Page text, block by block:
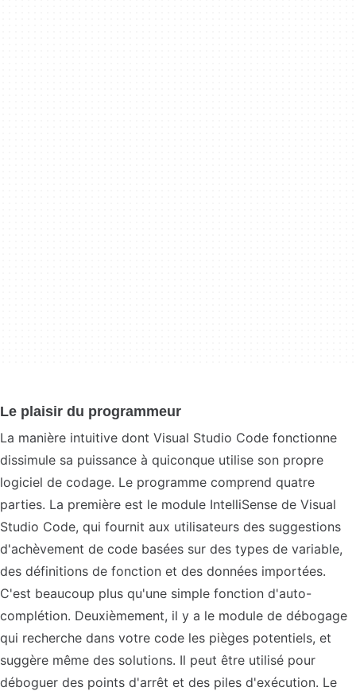
Le plaisir du programmeur
La manière intuitive dont Visual Studio Code fonctionne
dissimule sa puissance à quiconque utilise son propre
logiciel de codage. Le programme comprend quatre
parties. La première est le module IntelliSense de Visual
Studio Code, qui fournit aux utilisateurs des suggestions
d'achèvement de code basées sur des types de variable,
des définitions de fonction et des données importées.
C'est beaucoup plus qu'une simple fonction d'auto-
complétion. Deuxièmement, il y a le module de débogage
qui recherche dans votre code les pièges potentiels, et
suggère même des solutions. Il peut être utilisé pour
déboguer des points d'arrêt et des piles d'exécution. Le